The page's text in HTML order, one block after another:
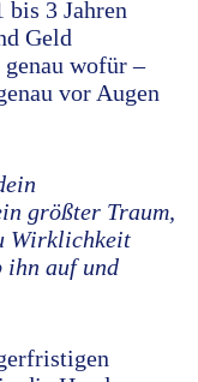
bis 3 Jahren
Geld
wofür –
vor Augen
größter Traum,
Wirklichkeit
ihn auf und